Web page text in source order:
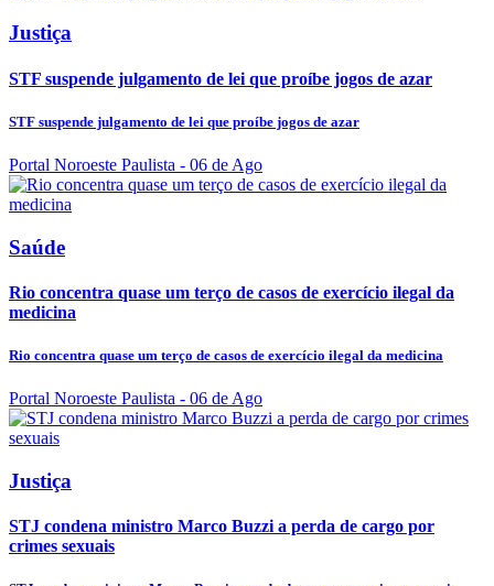
Justiça
STF suspende julgamento de lei que proíbe jogos de azar
STF suspende julgamento de lei que proíbe jogos de azar
Portal Noroeste Paulista - 06 de Ago
Saúde
Rio concentra quase um terço de casos de exercício ilegal da
medicina
Rio concentra quase um terço de casos de exercício ilegal da medicina
Portal Noroeste Paulista - 06 de Ago
Justiça
STJ condena ministro Marco Buzzi a perda de cargo por
crimes sexuais